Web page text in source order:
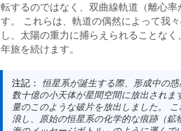
転するのではなく、双曲線軌道（離心
す。 これらは、軌道の偶然によって我
し、太陽の重力に捕らえられることな
年旅を続けます。
注記：
恒星系が誕生する際、形成中の惑
数十億の小天体が星間空間に放出されま
量のこのような破片を放出しました。
浪し、原始の恒星系の化学的な痕跡（